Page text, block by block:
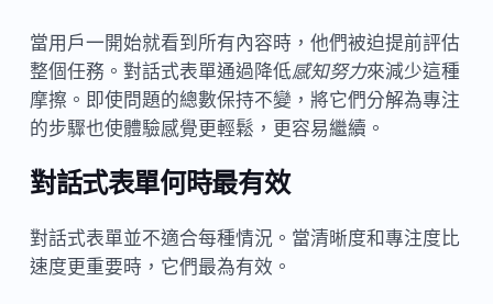
當用戶一開始就看到所有內容時，他們被迫提前評估
整個任務。對話式表單通過降低感知努力來減少這種
摩擦。即使問題的總數保持不變，將它們分解為專注
的步驟也使體驗感覺更輕鬆，更容易繼續。
對話式表單何時最有效
對話式表單並不適合每種情況。當清晰度和專注度比
速度更重要時，它們最為有效。